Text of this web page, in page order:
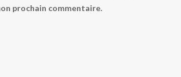
prochain commentaire.